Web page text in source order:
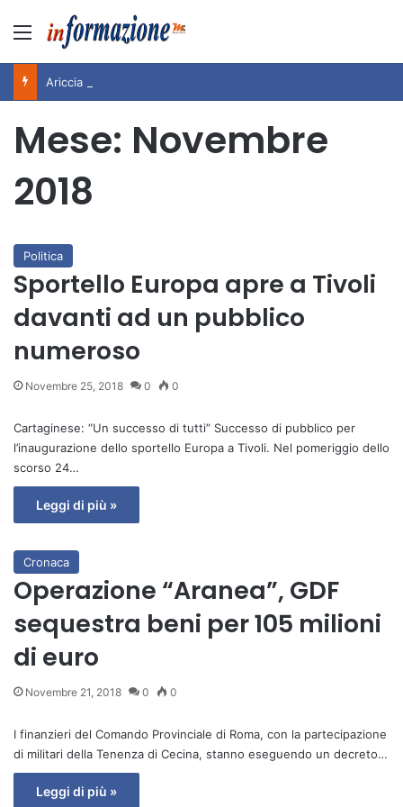
Menu
Mese: Novembre
2018
Politica
Sportello Europa apre a Tivoli
davanti ad un pubblico
numeroso
Novembre 25, 2018 0 0
Cartaginese: “Un successo di tutti” Successo di pubblico per
l’inaugurazione dello sportello Europa a Tivoli. Nel pomeriggio dello
scorso 24…
Leggi di più »
Cronaca
Operazione “Aranea”, GDF
sequestra beni per 105 milioni
di euro
Novembre 21, 2018 0 0
I finanzieri del Comando Provinciale di Roma, con la partecipazione
di militari della Tenenza di Cecina, stanno eseguendo un decreto…
Leggi di più »